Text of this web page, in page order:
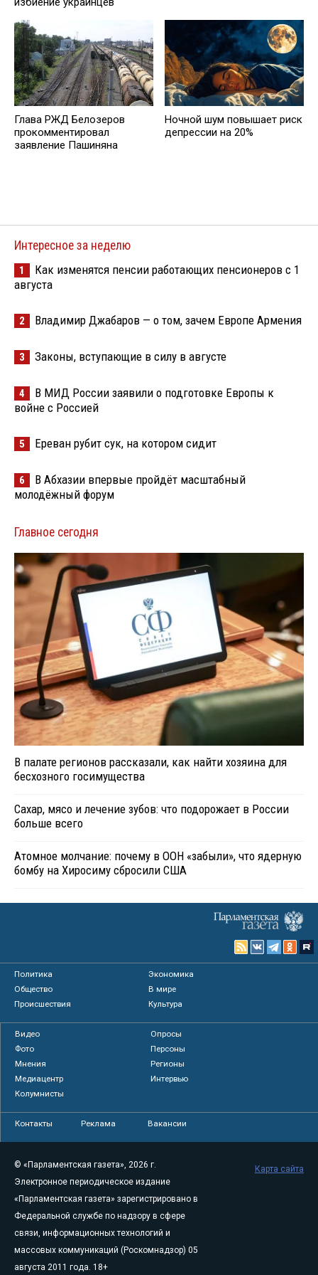
Глава РЖД Белозеров
прокомментировал
заявление Пашиняна
Ночной шум повышает риск
депрессии на 20%
Интересное за неделю
1
Как изменятся пенсии работающих пенсионеров с 1
августа
2 Владимир Джабаров — о том, зачем Европе Армения
3 Законы, вступающие в силу в августе
4
В МИД России заявили о подготовке Европы к
войне с Россией
5 Ереван рубит сук, на котором сидит
6
В Абхазии впервые пройдёт масштабный
молодёжный форум
Главное сегодня
В палате регионов рассказали, как найти хозяина для
бесхозного госимущества
Сахар, мясо и лечение зубов: что подорожает в России
больше всего
Атомное молчание: почему в ООН «забыли», что ядерную
бомбу на Хиросиму сбросили США
Политика
Экономика
Общество
В мире
Происшествия
Культура
Видео
Опросы
Фото
Персоны
Мнения
Регионы
Медиацентр
Интервью
Колумнисты
Контакты Реклама Вакансии
© «Парламентская газета», 2026 г.
Электронное периодическое издание
«Парламентская газета» зарегистрировано в
Федеральной службе по надзору в сфере
связи, информационных технологий и
массовых коммуникаций (Роскомнадзор) 05
августа 2011 года. 18+
Карта сайта